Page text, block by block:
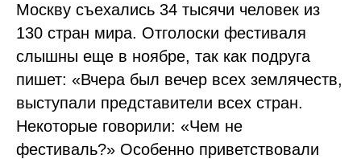
Москву съехались 34 тысячи человек из
130 стран мира. Отголоски фестиваля
слышны еще в ноябре, так как подруга
пишет: «Вчера был вечер всех землячеств,
выступали представители всех стран.
Некоторые говорили: «Чем не
фестиваль?» Особенно приветствовали